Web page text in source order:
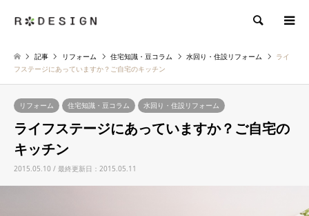
検索
記事 リフォーム 住宅知識・豆コラム 水回り・住設リフォーム
ライ
フステージにあっていますか？ご自宅のキッチン
リフォーム 住宅知識・豆コラム 水回り・住設リフォーム
ライフステージにあっていますか？ご自宅の
キッチン
2015.05.10 / 最終更新日：2015.05.11